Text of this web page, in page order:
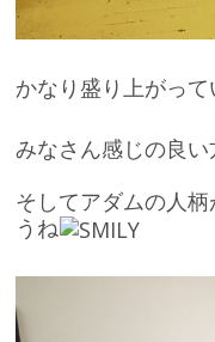
かなり盛り上がって
みなさん感じの良い
そしてアダムの人
うね